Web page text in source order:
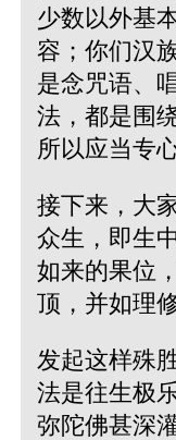
少数以外基
容；你们汉
是念咒语、
法，都是围
所以应当专
接下来，大
众生，即生
如来的果位
顶，并如理
发起这样殊
法是往生极
弥陀佛甚深